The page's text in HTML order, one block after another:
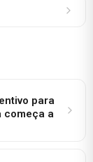
para
começa a